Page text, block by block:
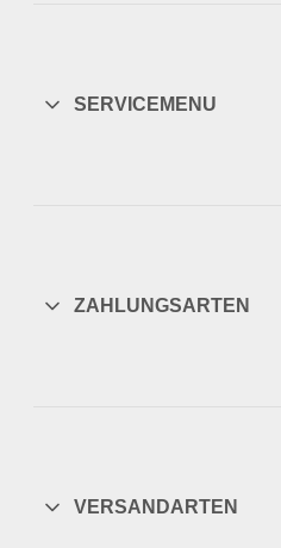
SERVICEMENU
ZAHLUNGSARTEN
VERSANDARTEN